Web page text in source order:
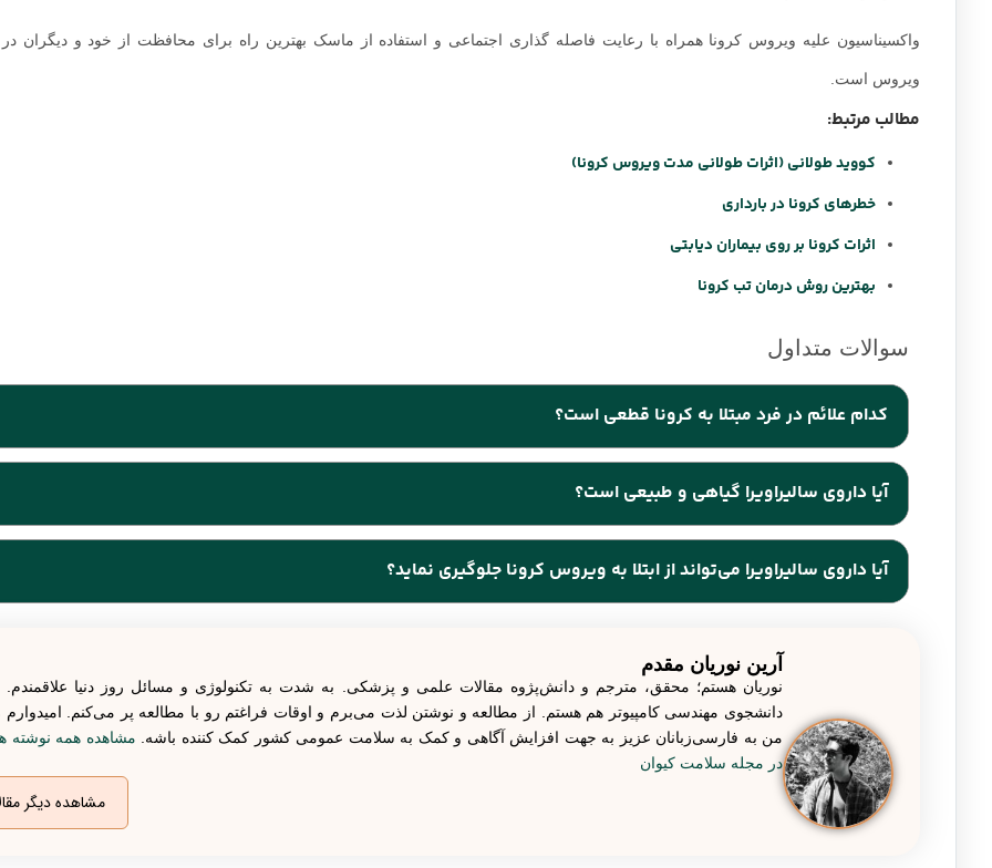
واکسیناسیون علیه ویروس کرونا همراه با رعایت فاصله گذاری اجتماعی و استفاده از ماسک بهترین راه برای محافظت از خود و دیگران در
ویروس است.
مطالب مرتبط:
کووید طولانی (اثرات طولانی مدت ویروس کرونا)
خطرهای کرونا در بارداری
اثرات کرونا بر روی بیماران دیابتی
بهترین روش درمان تب کرونا
کدام علائم در فرد مبتلا به کرونا قطعی است؟
به طور کلی تب، سرفه، سر درد، از دست دادن بویایی و چشایی، مشکل در تنفس، خستگی جزو بیشترین علائم مشاهده شده هستند.
آیا داروی سالیراویرا گیاهی و طبیعی است؟
بله، این دارو حاوی عصاره گیاهانی چون شیرین بیان، سرخارگل، جنسینگ، زوفا، ریواس و رزماری است. گیاهان مورد استفاده در داروی
هر کدام به طور منحصر به فرد دارای خواص مقابله با ویروس کرونا می باشد.
آیا داروی سالیراویرا می‌تواند از ابتلا به ویروس کرونا جلوگیری نماید؟
موجب جلوگیری از ابتلا به بیماری کرونا شود.
آرین نوریان مقدم
نوریان هستم؛ محقق، مترجم و دانش‌پژوه مقالات علمی و پزشکی. به شدت به تکنولوژی و مسائل روز دنیا علاقمندم.
دانشجوی مهندسی کامپیوتر هم هستم. از مطالعه و نوشتن لذت می‌برم و اوقات فراغتم رو با مطالعه پر می‌کنم. امیدوارم
من به فارسی‌زبانان عزیز به جهت افزایش آگاهی و کمک به سلامت عمومی کشور کمک کننده باشه. مشاهده همه نوشته
در مجله سلامت کیوان
مشاهده دیگر